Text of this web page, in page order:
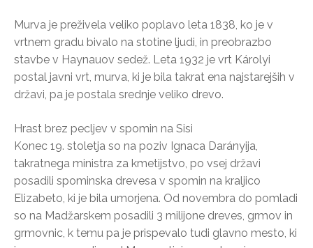
Murva je preživela veliko poplavo leta 1838, ko je v
vrtnem gradu bivalo na stotine ljudi, in preobrazbo
stavbe v Haynauov sedež. Leta 1932 je vrt Károlyi
postal javni vrt, murva, ki je bila takrat ena najstarejših v
državi, pa je postala srednje veliko drevo.
Hrast brez pecljev v spomin na Sisi
Konec 19. stoletja so na poziv Ignaca Darányija,
takratnega ministra za kmetijstvo, po vsej državi
posadili spominska drevesa v spomin na kraljico
Elizabeto, ki je bila umorjena. Od novembra do pomladi
so na Madžarskem posadili 3 milijone dreves, grmov in
grmovnic, k temu pa je prispevalo tudi glavno mesto, ki